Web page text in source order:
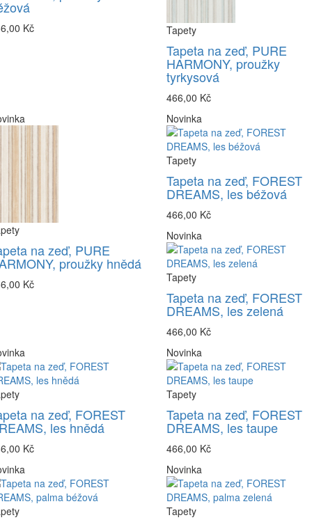
Kč Tapety
Tapeta na zeď, PURE
HARMONY, proužky
tyrkysová
466,00 Kč
na zeď, PURE
proužky hnědá
Kč
Novinka
Tapety
Tapeta na zeď, FOREST
DREAMS, les béžová
466,00 Kč
Novinka
Tapety
Tapeta na zeď, FOREST
DREAMS, les zelená
466,00 Kč
na zeď, FOREST
les hnědá
Kč
Novinka
Tapety
Tapeta na zeď, FOREST
DREAMS, les taupe
466,00 Kč
Novinka
Tapety